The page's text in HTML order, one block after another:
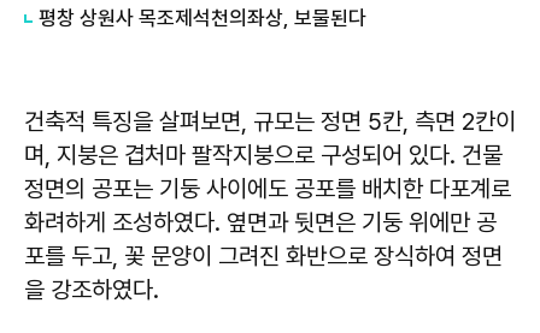
평창 상원사 목조제석천의좌상, 보물된다
건축적 특징을 살펴보면, 규모는 정면 5칸, 측면 2칸이
며, 지붕은 겹처마 팔작지붕으로 구성되어 있다. 건물
정면의 공포는 기둥 사이에도 공포를 배치한 다포계로
화려하게 조성하였다. 옆면과 뒷면은 기둥 위에만 공
포를 두고, 꽃 문양이 그려진 화반으로 장식하여 정면
을 강조하였다.